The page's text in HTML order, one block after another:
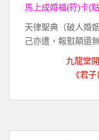
馬上成婚福(符)卡(
天律聖典（破人婚
己亦遭，報懟顛還
九龍堂
《君子